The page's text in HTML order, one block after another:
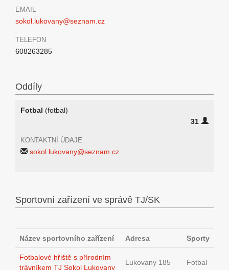
EMAIL
sokol.lukovany@seznam.cz
TELEFON
608263285
Oddíly
Fotbal (fotbal)
31
KONTAKTNÍ ÚDAJE
sokol.lukovany@seznam.cz
Sportovní zařízení ve správě TJ/SK
Název sportovního zařízení Adresa Sporty
Fotbalové hřiště s přírodním
trávníkem TJ Sokol Lukovany
Lukovany 185 Fotbal